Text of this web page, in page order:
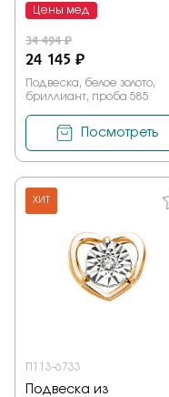
Цены мед
34 494 ₽
24 145 ₽
Подвеска, белое золото,
бриллиант, проба 585
Посмотреть
ХИТ
П113-6733
Подвеска из